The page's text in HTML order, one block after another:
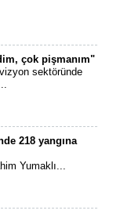
çok pişmanım"
sektöründe
218 yangına
Yumaklı...